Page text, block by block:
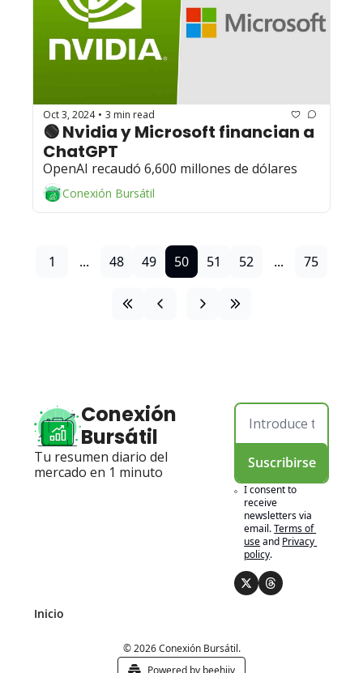
Oct 3, 2024 • 3 min read
🟢 Nvidia y Microsoft financian a
Conexión Bursátil
1 ... 48 49 50 51 52 ... 75
Conexión
Bursátil
Tu resumen diario del
mercado en 1 minuto
Suscribirse
I consent to
receive
newsletters via
email.Terms of
useand Privacy
policy.
Inicio
© 2026 Conexión Bursátil.